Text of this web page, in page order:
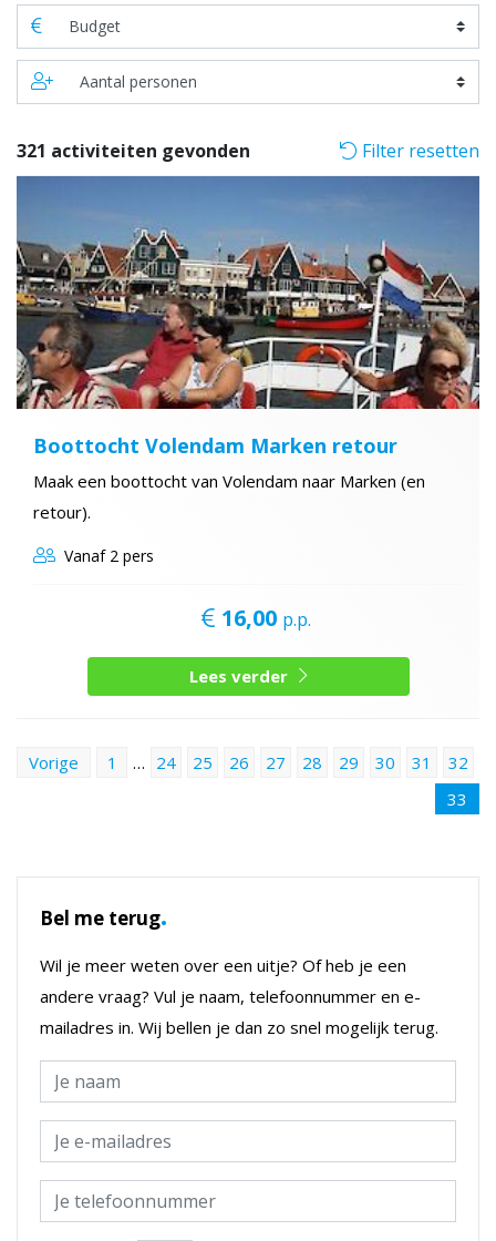
321 activiteiten gevonden Filter resetten
Boottocht Volendam Marken retour
Maak een boottocht van Volendam naar Marken (en
retour).
Vanaf2 pers
16,00 p.p.
Lees verder
Vorige 1 … 24 25 26 27 28 29 30 31
32
33
Bel me terug.
Wil je meer weten over een uitje? Of heb je een
andere vraag? Vul je naam, telefoonnummer en e-
mailadres in. Wij bellen je dan zo snel mogelijk terug.